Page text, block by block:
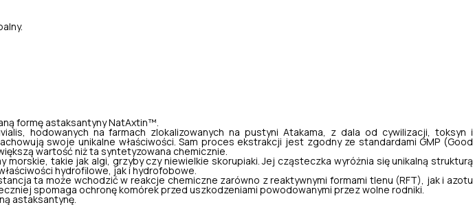
formę astaksantyny NatAxtin™.
, hodowanych na farmach zlokalizowanych na pustyni Atakama, z dala od cywilizacji, toksyn i
swoje unikalne właściwości. Sam proces ekstrakcji jest zgodny ze standardami GMP (Good
wartość niż ta syntetyzowana chemicznie.
takie jak algi, grzyby czy niewielkie skorupiaki. Jej cząsteczka wyróżnia się unikalną strukturą
hydrofilowe, jak i hydrofobowe.
ta może wchodzić w reakcje chemiczne zarówno z reaktywnymi formami tlenu (RFT), jak i azotu
spomaga ochronę komórek przed uszkodzeniami powodowanymi przez wolne rodniki.
astaksantynę.